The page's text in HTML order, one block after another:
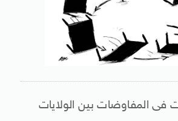
فى المفاوضات بين الولايات